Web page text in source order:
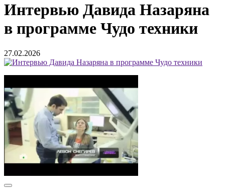
Интервью Давида Назаряна
в программе Чудо техники
27.02.2026